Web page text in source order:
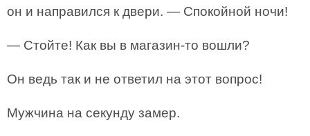
он и направился к двери. — Спокойной ночи!
— Стойте! Как вы в магазин-то вошли?
Он ведь так и не ответил на этот вопрос!
Мужчина на секунду замер.